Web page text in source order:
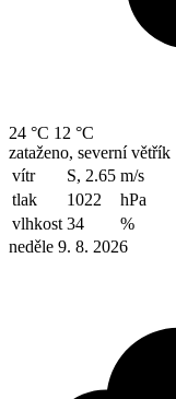
24 °C 12 °C
zataženo, severní větřík
vítr
S, 2.65 m/s
tlak
1022
hPa
vlhkost 34
%
neděle 9. 8. 2026